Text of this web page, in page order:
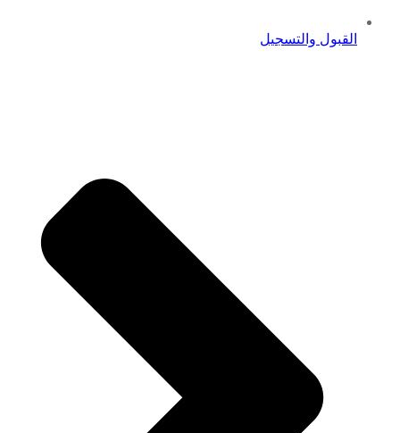
القبول والتسجيل